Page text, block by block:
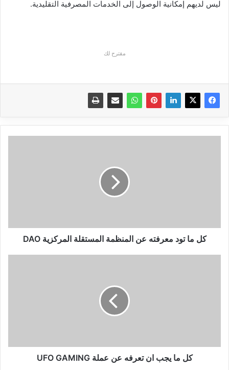
ليس لديهم إمكانية الوصول إلى الخدمات المصرفية التقليدية.
مقترح لك
DAO
كل ما تود معرفته عن المنظمة المستقلة المركزية DAO
GAMING
كل ما يجب ان تعرفه عن عملة UFO GAMING